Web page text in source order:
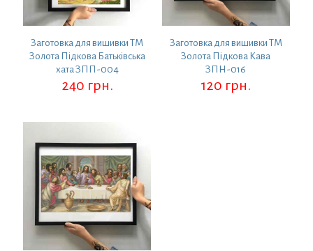
Заготовка для вишивки ТМ
Золота Підкова Батьківська
хата ЗПП-004
240 грн.
Заготовка для вишивки ТМ
Золота Підкова Кава
ЗПН-016
120 грн.